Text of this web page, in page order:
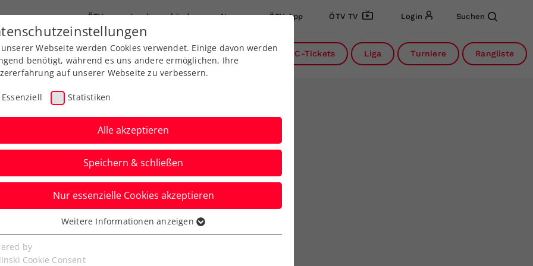
ÖTV Landesverbände News ÖTV App ÖTV TV Login Suchen
Ausbildungen Services Über uns DC-Tickets Liga Turniere Rangliste
KURIER Austria
in Japan
Webseite werden Cookies verwendet. Einige davon werden
benötigt, während es uns andere ermöglichen, Ihre
auf unserer Webseite zu verbessern.
Essenziell Statistiken
Alle akzeptieren
Speichern & schließen
Nur essenzielle Cookies akzeptieren
Cookies werden für grundlegende Funktionen der
benötigt. Dadurch ist gewährleistet, dass die Webseite
Weitere Informationen anzeigen
by
Cookie Consent